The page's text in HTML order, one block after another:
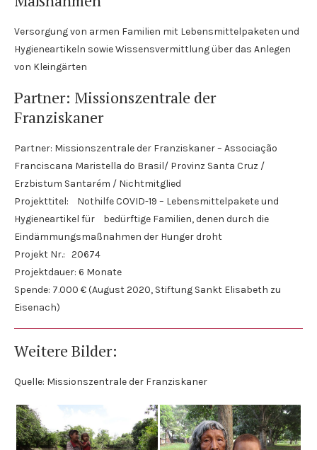
Versorgung von armen Familien mit Lebensmittelpaketen und
Hygieneartikeln sowie Wissensvermittlung über das Anlegen
von Kleingärten
Partner: Missionszentrale der
Franziskaner
Partner: Missionszentrale der Franziskaner – Associação
Franciscana Maristella do Brasil/ Provinz Santa Cruz /
Erzbistum Santarém / Nichtmitglied
Projekttitel: Nothilfe COVID-19 – Lebensmittelpakete und
Hygieneartikel für bedürftige Familien, denen durch die
Eindämmungsmaßnahmen der Hunger droht
Projekt Nr.: 20674
Projektdauer: 6 Monate
Spende: 7.000 € (August 2020, Stiftung Sankt Elisabeth zu
Eisenach)
Weitere Bilder:
Quelle: Missionszentrale der Franziskaner